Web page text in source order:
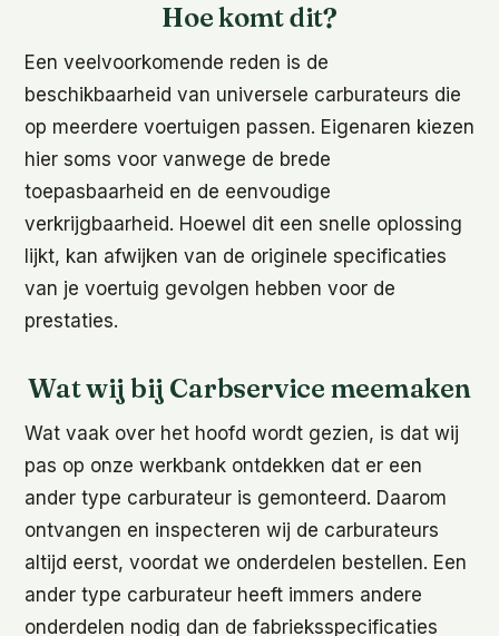
Hoe komt dit?
Een veelvoorkomende reden is de
beschikbaarheid van universele carburateurs die
op meerdere voertuigen passen. Eigenaren kiezen
hier soms voor vanwege de brede
toepasbaarheid en de eenvoudige
verkrijgbaarheid. Hoewel dit een snelle oplossing
lijkt, kan afwijken van de originele specificaties
van je voertuig gevolgen hebben voor de
prestaties.
Wat wij bij Carbservice meemaken
Wat vaak over het hoofd wordt gezien, is dat wij
pas op onze werkbank ontdekken dat er een
ander type carburateur is gemonteerd. Daarom
ontvangen en inspecteren wij de carburateurs
altijd eerst, voordat we onderdelen bestellen. Een
ander type carburateur heeft immers andere
onderdelen nodig dan de fabrieksspecificaties